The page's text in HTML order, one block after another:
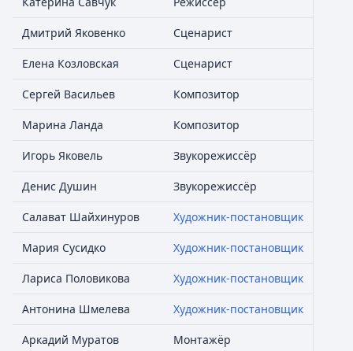
Дмитрий Яковенко Сценарист
Елена Козловская Сценарист
Сергей Васильев Композитор
Марина Ланда Композитор
Игорь Яковель Звукорежиссёр
Денис Душин Звукорежиссёр
Салават Шайхинуров Художник-постановщик
Мария Сусидко Художник-постановщик
Лариса Половикова Художник-постановщик
Антонина Шмелева Художник-постановщик
Аркадий Муратов Монтажёр